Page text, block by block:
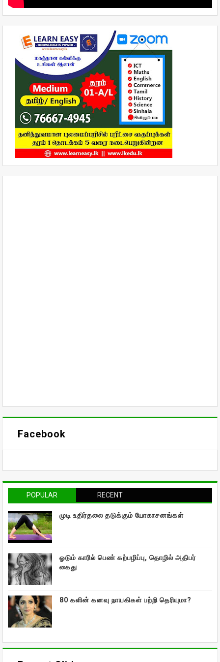
Facebook
POPULAR RECENT
முடி உதிர்தலை தடுக்கும் யோகாசனங்கள்
ஓடும் காரில் பெண் கற்பழிப்பு, தொழில் அதிபர்
கைது
80 களின் கனவு நாயகிகள் பற்றி தெரியுமா?